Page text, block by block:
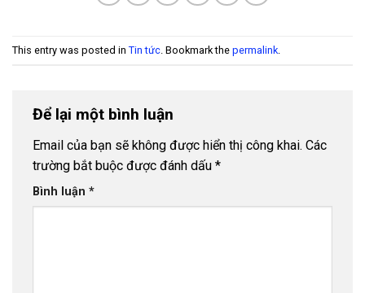
Bảng báo giá ống nhựa uPVC Hoa Sen 2026
Ống Nhựa uPVC D500 PN4 Thuận Phát
Ống Nhựa uPVC D450 PN4 Thuận Phát
Tháng 12, 2025
Ống Nhựa uPVC D400 PN4 Thuận Phát
Tháng 12, 2025
Ống Nhựa uPVC D355 PN4 Thuận Phát - 20
This entry was posted in Tin tức . Bookmark the permalink
Để lại một bình luận
Email của bạn sẽ không được hiển thị công khai. Các
trường bắt buộc được đánh dấu *
Bình luận *